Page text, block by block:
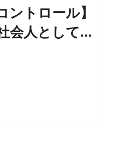
ントロール】
会人として…